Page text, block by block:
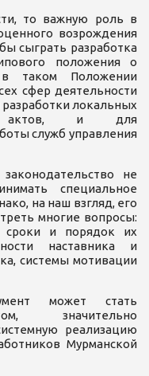
то важную роль в
возрождения
сыграть разработка
положения о
в таком Положении
сфер деятельности
локальных
актов, и для
служб управления
не
специальное
на наш взгляд, его
многие вопросы:
сроки и порядок их
наставника и
системы мотивации
может стать
значительно
реализацию
Мурманской